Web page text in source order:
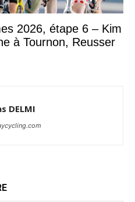
2026, étape 6 – Kim
à Tournon, Reusser
DELMI